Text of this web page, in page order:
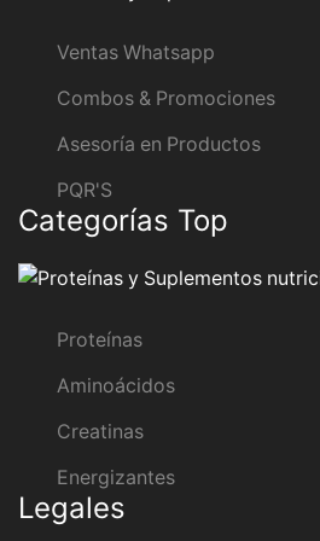
Ventas Whatsapp
Combos & Promociones
Asesoría en Productos
PQR'S
Categorías Top
Proteínas
Aminoácidos
Creatinas
Energizantes
Legales